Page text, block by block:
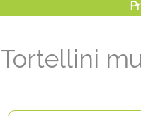
Tortellini